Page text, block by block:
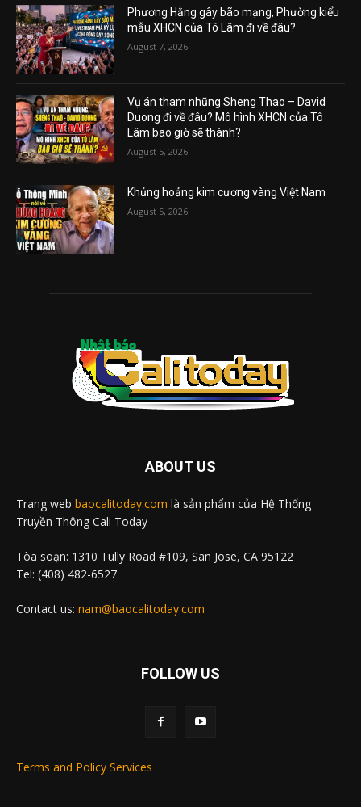
Phương Hằng gây bão mạng, Phường kiểu
mẫu XHCN của Tô Lâm đi về đâu?
August 7, 2026
Vụ án tham nhũng Sheng Thao – David
Duong đi về đâu? Mô hình XHCN của Tô
Lâm bao giờ sẽ thành?
August 5, 2026
Khủng hoảng kim cương vàng Việt Nam
August 5, 2026
ABOUT US
Trang web baocalitoday.com là sản phẩm của Hệ Thống
Truyền Thông Cali Today
Tòa soạn: 1310 Tully Road #109, San Jose, CA 95122
Tel: (408) 482-6527
Contact us: nam@baocalitoday.com
FOLLOW US
Terms and Policy Services